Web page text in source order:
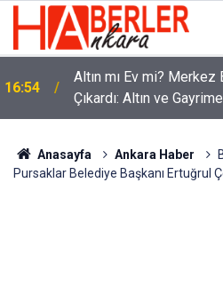
16:54
Altın mı Ev mi? Merkez
Çıkardı: Altın ve
Anasayfa Ankara Haber
Pursaklar Belediye Başkanı Ertuğrul